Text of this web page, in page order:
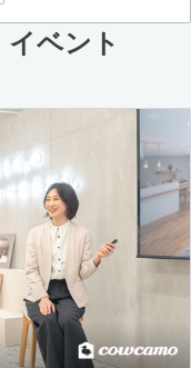
イベント